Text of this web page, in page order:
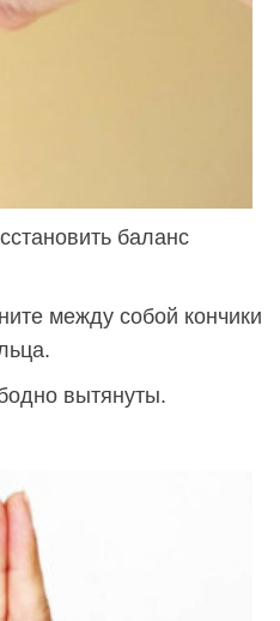
баланс
между собой кончики
вытянуты.